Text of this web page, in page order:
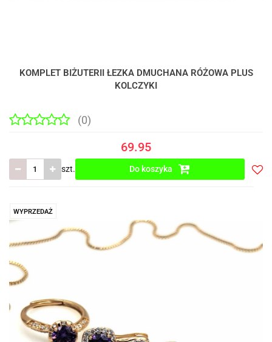
KOMPLET BIŻUTERII ŁEZKA DMUCHANA RÓŻOWA PLUS
KOLCZYKI
(0)
69.95
szt. Do koszyka
WYPRZEDAŻ